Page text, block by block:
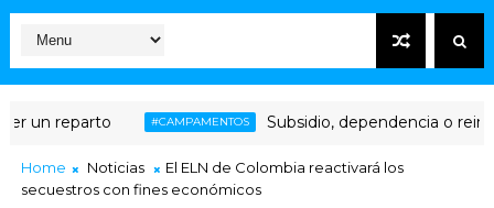
reparto #CAMPAMENTOS Subsidio, dependencia o
Home Noticias
El ELN de Colombia reactivará los
secuestros con fines económicos